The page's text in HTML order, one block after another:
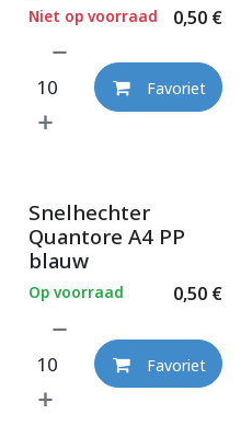
0,50€
Niet op voorraad
Favoriet
Snelhechter
Quantore A4 PP
blauw
0,50€
Op voorraad
Favoriet